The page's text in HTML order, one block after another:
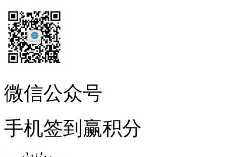
微信公众号
手机签到赢积分